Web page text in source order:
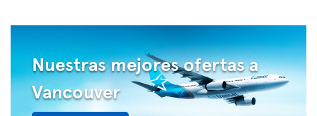
Nuestras mejores ofertas a
Vancouver